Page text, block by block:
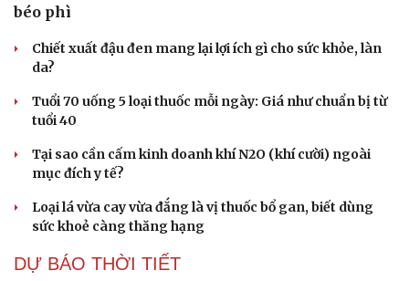
béo phì
Chiết xuất đậu đen mang lại lợi ích gì cho sức khỏe, làn
da?
Tuổi 70 uống 5 loại thuốc mỗi ngày: Giá như chuẩn bị từ
tuổi 40
Tại sao cần cấm kinh doanh khí N2O (khí cười) ngoài
mục đích y tế?
Loại lá vừa cay vừa đắng là vị thuốc bổ gan, biết dùng
sức khoẻ càng thăng hạng
DỰ BÁO THỜI TIẾT